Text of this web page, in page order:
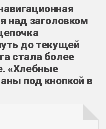
над заголовком
до текущей
стала более
«Хлебные
под кнопкой в